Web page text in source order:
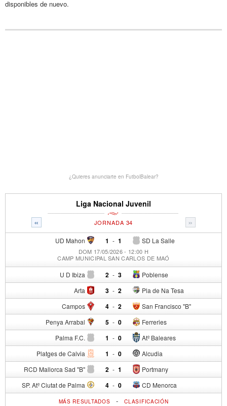
disponibles de nuevo.
¿Quieres anunciarte en FutbolBalear?
Liga Nacional Juvenil
« »
JORNADA 34
UD Mahon 1 - SD La Salle
1
DOM 17/05/2026 - 12:00 H
CAMP MUNICIPAL SAN CARLOS DE MAÓ
U D Ibiza 2 - Poblense
3
Arta 3 - Pla de Na Tesa
2
Campos 4 - San Francisco "B"
2
Penya Arrabal 5 - Ferreries
0
Palma F.C. 1 - Atº Baleares
0
Platges de Calvia 1 - Alcudia
0
RCD Mallorca Sad "B" 2 - Portmany
1
SP. Atº Ciutat de Palma 4 - CD Menorca
0
MÁS RESULTADOS -CLASIFICACIÓN